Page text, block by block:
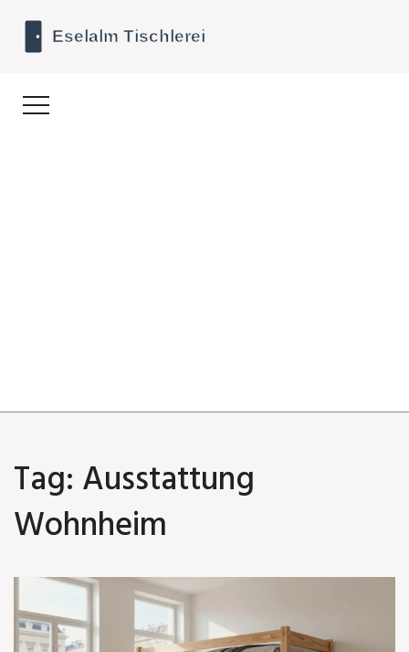
Tag: Ausstattung
Wohnheim